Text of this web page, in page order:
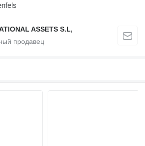
ASSETS S.L,